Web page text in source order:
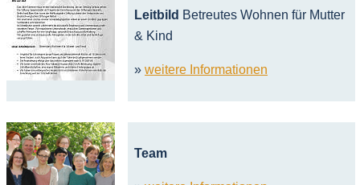
Leitbild Betreutes Wohnen für Mutter
& Kind
» weitere Informationen
Team